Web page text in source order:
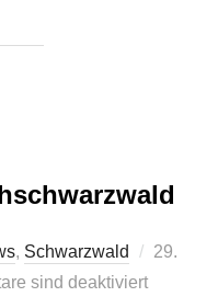
, Schwarzwald
29.
sind deaktiviert